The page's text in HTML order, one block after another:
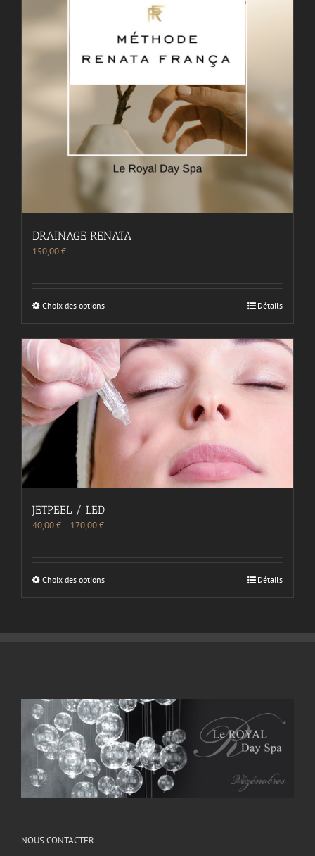
DRAINAGE RENATA
150,00€
Choix des options Détails
JETPEEL / LED
40,00€– 170,00€
Choix des options Détails
NOUS CONTACTER